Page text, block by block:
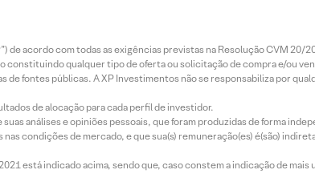
de acordo com todas as exigências previstas na Resolução CVM 20/
qualquer tipo de oferta ou solicitação de compra e/ou
fontes públicas. A XP Investimentos não se responsabiliza por
de alocação para cada perfil de investidor.
análises e opiniões pessoais, que foram produzidas de forma
condições de mercado, e que sua(s) remuneração(es) é(são)
está indicado acima, sendo que, caso constem a indicação de mais